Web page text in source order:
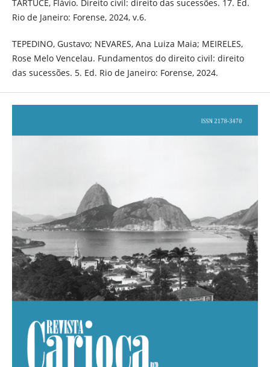
TARTUCE, Flávio. Direito civil: direito das sucessões. 17. Ed.
Rio de Janeiro: Forense, 2024, v.6.
TEPEDINO, Gustavo; NEVARES, Ana Luiza Maia; MEIRELES,
Rose Melo Vencelau. Fundamentos do direito civil: direito
das sucessões. 5. Ed. Rio de Janeiro: Forense, 2024.